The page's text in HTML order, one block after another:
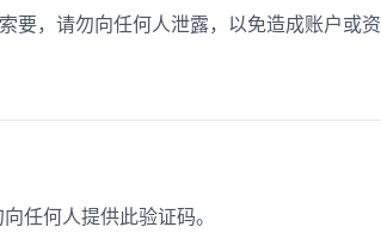
要，请勿向任何人泄露，以免造成账户或资
任何人提供此验证码。